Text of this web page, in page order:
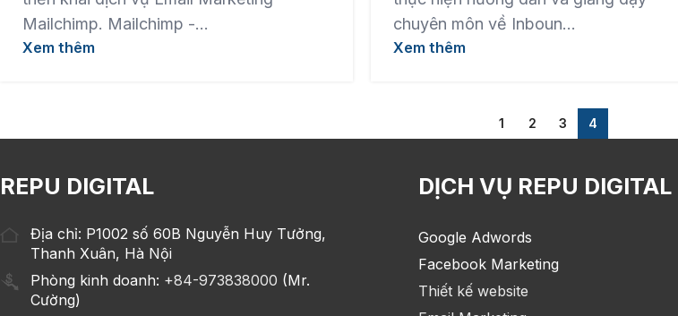
Mailchimp. Mailchimp -...
Xem thêm
chuyên môn về Inboun...
Xem thêm
1 2 3 4
REPU DIGITAL
Địa chỉ: P1002 số 60B Nguyễn Huy Tưởng,
Thanh Xuân, Hà Nội
Phòng kinh doanh: +84-973838000 (Mr.
Cường)
DỊCH VỤ REPU DIGITAL
Google Adwords
Facebook Marketing
Thiết kế website